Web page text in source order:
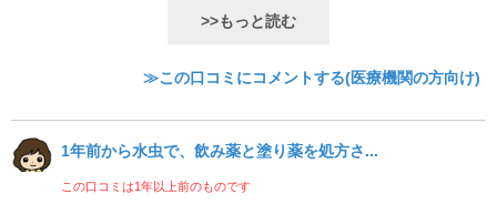
>>もっと読む
≫この口コミにコメントする(医療機関の方向け)
1年前から水虫で、飲み薬と塗り薬を処方さ...
この口コミは1年以上前のものです